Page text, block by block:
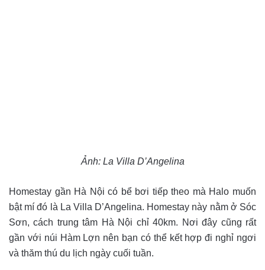
Ảnh: La Villa D’Angelina
Homestay gần Hà Nội có bể bơi tiếp theo mà Halo muốn
bật mí đó là La Villa D’Angelina. Homestay này nằm ở Sóc
Sơn, cách trung tâm Hà Nội chỉ 40km. Nơi đây cũng rất
gần với núi Hàm Lợn nên bạn có thể kết hợp đi nghỉ ngơi
và thăm thú du lịch ngày cuối tuần.